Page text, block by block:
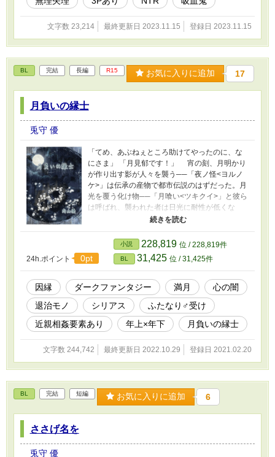
文字数 23,214 最終更新日 2023.11.15 登録日 2023.11.15
BL 完結 長編 R15 お気に入りに追加 17
月負いの縁士
兎守 優
「てめ、あぶねぇところ助けてやったのに、な
にさま」 「月見郁です！」 宵の刻、月明かり
が作り出す影が人々を襲う──「夜ノ怪<ヨルノ
ケ>」は伝承の産物で都市伝説のはずだった。月
光を覆う化け物──「月喰い<ツキクイ>」と彼ら
は呼ばれ、襲われた者は日光に耐性が低くな
り、昼行性動物としての特性が弱まり、衰弱し
として、密かに恐れられていた。 月夜のみ口
が利ける「＂陽退症＂」を患う、月見郁<つきみ
かおる>はバイトからの帰り道、月喰いと戦う青
年・成清葉月<なるせはつき>と出会う。 成清
は国家公認の自治組織──裏月<うらづき>一門で
月喰いを退治する「影斬り<かげきり>」とし
て、特例措置により、帯刀や独自法の適用が許
されていた。 「真っ暗でも目印になっていいで
すね、あなたの目って」 罪証である、成清の
紅染の瞳を郁は恐れない。彼を月喰いとの戦い
に巻き込んでしまったと自責の念から成清は、
裏月第三位・弥生の立華陽惟<たちばなはるい>
の元へ連れていく。 「私の目をじっと見つめて
いてくださいね」 重度の陽退症で病床に伏せ
る彼は、人の意図や未来を見通す不思議な力を
持っていた。人離れした神通力を恐れ、誰も彼
と目を合わせようとはしなかったのだが、郁は
24h.ポイント 0pt
小説 228,819 位 / 228,819件
BL 31,425 位 / 31,425件
因縁 ダークファンタジー 満月
心の闇
退治モノ
シリアス
ふたなり♂受け
近親相姦要素あり
年上×年下 月負いの縁士
文字数 244,742 最終更新日 2022.10.29 登録日 2021.02.20
BL 完結 短編 お気に入りに追加 6
ささげ名を
兎守 優